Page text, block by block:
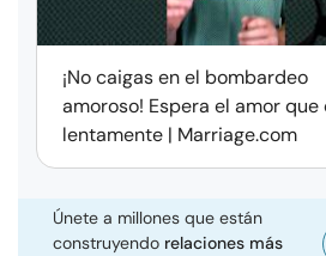
¡No caigas en el bombardeo
amoroso! Espera el amor que
lentamente | Marriage.com
Únete a millones que están
construyendo relaciones más